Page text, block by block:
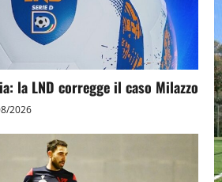
la LND corregge il caso Milazzo
2026